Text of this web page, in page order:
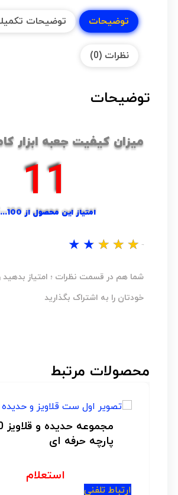
توضیحات توضیحات
نظرات (0)
توضیحات
میزان کیفیت جعبه ابزار
امتیاز این محصول از 100...؟
15
★
★
★
★
★
شما هم در قسمت نظرات ؛ امتیاز بدهید
خودتان را به اشتراک بگذارید
محصولات مرتبط
پارچه حرفه ای
استعلام
ارتباط تلفنی